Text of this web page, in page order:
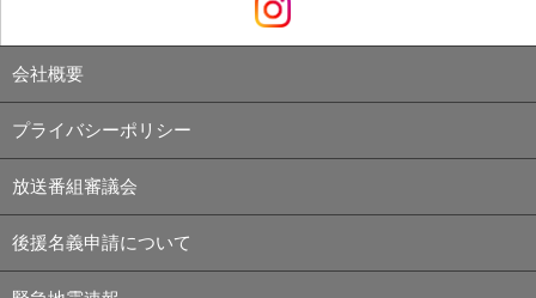
会社概要
プライバシーポリシー
放送番組審議会
後援名義申請について